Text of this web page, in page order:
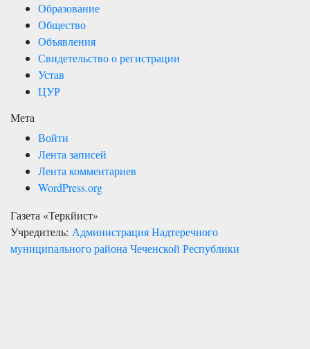
Образование
Общество
Объявления
Свидетельство о регистрации
Устав
ЦУР
Мета
Войти
Лента записей
Лента комментариев
WordPress.org
Газета «Теркйист»
Учредитель: Администрация Надтеречного
муниципального района Чеченской Республики